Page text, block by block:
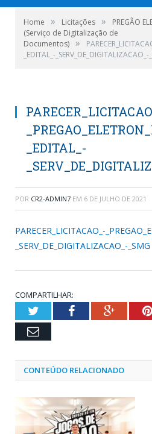
Home » Licitações »
PREGÃO
(Serviço de Digitalização de
Documentos) »
_EDITAL_-_SERV_DE_DIGITALIZACAO_-
_EDITAL_-
POR CR2-ADMIN7 EM 6 DE JULHO DE 2021
PARECER_LICITACAO_-
_SERV_DE_DIGITALIZACAO_-_SMG
COMPARTILHAR:
TwitterFacebookGoogle+
Email
CONTEÚDO RELACIONADO